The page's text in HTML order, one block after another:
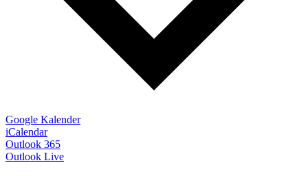
Google Kalender
iCalendar
Outlook 365
Outlook Live